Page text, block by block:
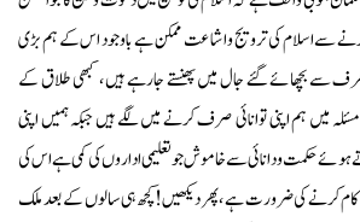
سے اسلام کی ترویج و اشاعت ممکن ہے باوجود اس کے ہم بڑی
سے بچھائے گئے جال میں پھنستے جارہے ہیں ، کبھی طلاق کے
میں ہم اپنی توانائی صرف کرنے میں لگے ہیں جبکہ ہمیں اپنی
ہوئے حکمت و دانائی سے خاموش جو تعلیمی اداروں کی کمی ہے اس کی
کرنے کی ضرورت ہے ، پھر دیکھیں! کچھ ہی سالوں کے بعد ملک